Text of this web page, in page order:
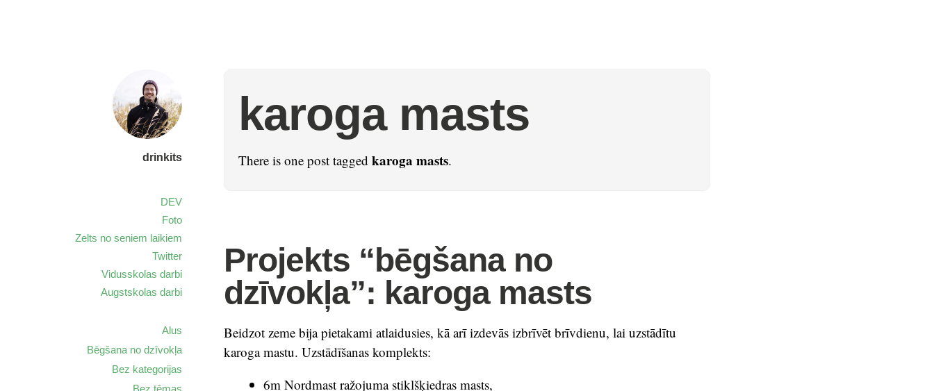
drinkits
DEV
Foto
Zelts no seniem laikiem
Twitter
Vidusskolas darbi
Augstskolas darbi
karoga masts
There is one post tagged karoga masts.
Projekts “bēgšana no
dzīvokļa”: karoga masts
Beidzot zeme bija pietakami atlaidusies, kā arī izdevās izbrīvēt brīvdienu, lai uzstādītu
karoga mastu. Uzstādīšanas komplekts:
6m Nordmast ražojuma stiklšķiedras masts,
Alus
Bēgšana no dzīvokļa
Bez kategorijas
Bez tēmas